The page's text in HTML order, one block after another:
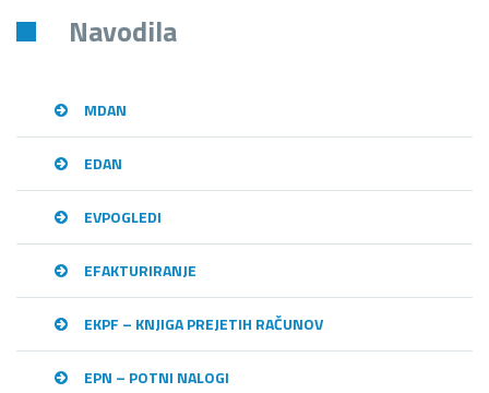
Navodila
MDAN
EDAN
EVPOGLEDI
EFAKTURIRANJE
EKPF – KNJIGA PREJETIH RAČUNOV
EPN – POTNI NALOGI